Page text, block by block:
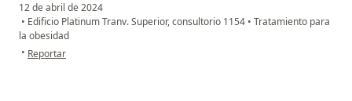
12 de abril de 2024
• Edificio Platinum Tranv. Superior, consultorio 1154 • Tratamiento para
la obesidad
• en opinión del usuario María Isabel Urbina
Reportar